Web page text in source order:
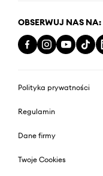
OBSERWUJ NAS NA:
Polityka prywatności
Regulamin
Dane firmy
Twoje Cookies